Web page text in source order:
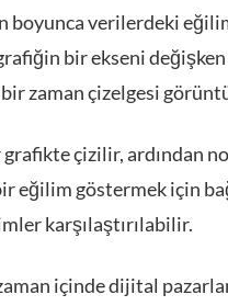
boyunca verilerdeki
bir ekseni
zaman çizelgesi
çizilir, ardından
eğilim göstermek için
karşılaştırılabilir.
içinde dijital